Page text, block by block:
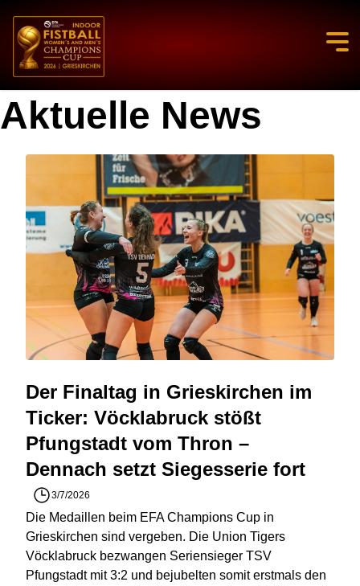
Aktuelle News
Der Finaltag in Grieskirchen im
Ticker: Vöcklabruck stößt
Pfungstadt vom Thron –
Dennach setzt Siegesserie fort
3/7/2026
Die Medaillen beim EFA Champions Cup in
Grieskirchen sind vergeben. Die Union Tigers
Vöcklabruck bezwangen Seriensieger TSV
Pfungstadt mit 3:2 und bejubelten somit erstmals den